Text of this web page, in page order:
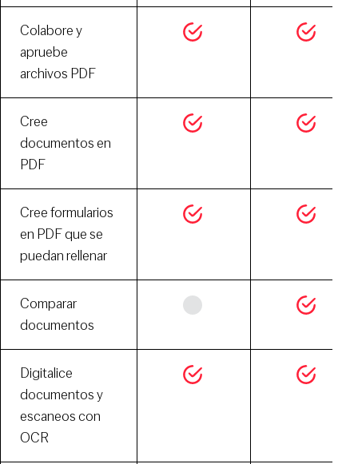
Colabore y
apruebe
archivos PDF
Cree
documentos en
PDF
Cree formularios
en PDF que se
puedan rellenar
Comparar
documentos
Digitalice
documentos y
escaneos con
OCR